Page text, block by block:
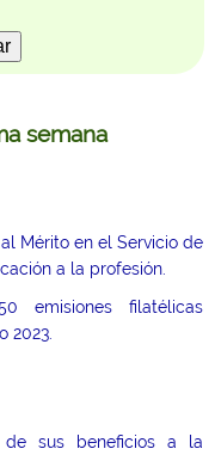
semana
Mérito en el Servicio de
a la profesión.
emisiones filatélicas
2023.
sus beneficios a la